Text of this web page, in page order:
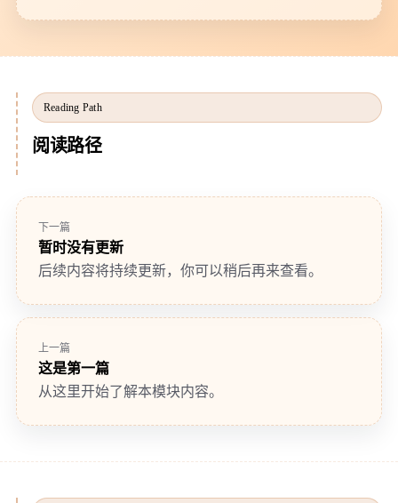
Reading Path
阅读路径
下一篇
暂时没有更新
后续内容将持续更新，你可以稍后再来查看。
上一篇
这是第一篇
从这里开始了解本模块内容。